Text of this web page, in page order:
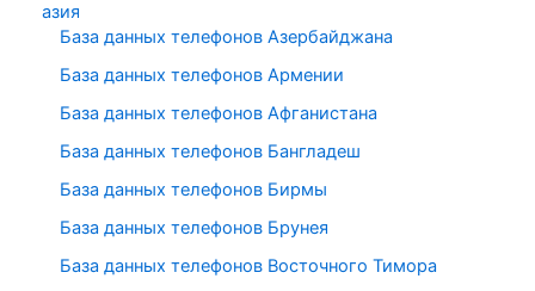
азия
База данных телефонов Азербайджана
База данных телефонов Армении
База данных телефонов Афганистана
База данных телефонов Бангладеш
База данных телефонов Бирмы
База данных телефонов Брунея
База данных телефонов Восточного Тимора